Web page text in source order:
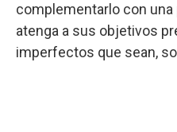
complementarlo con
atenga a sus objetivos
imperfectos que sean,